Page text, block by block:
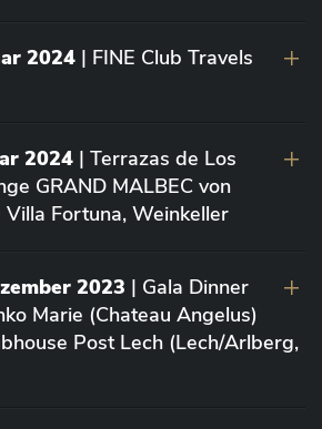
2024 | FINE Club Travels
2024 | Terrazas de Los
GRAND MALBEC von
Fortuna, Weinkeller
2023 | Gala Dinner
Marie (Chateau Angelus)
Post Lech (Lech/Arlberg,